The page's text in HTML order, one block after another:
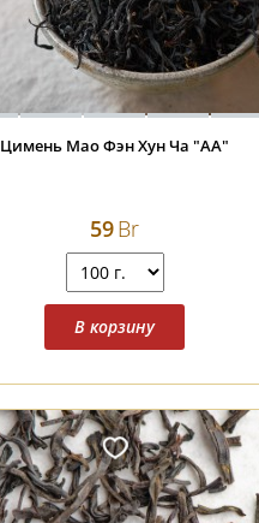
Цимень Мао Фэн Хун Ча "АА"
59Br